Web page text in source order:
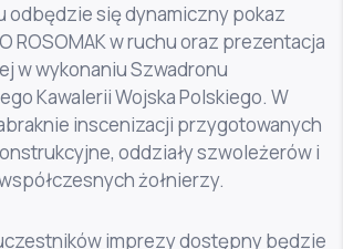
odbędzie się dynamiczny pokaz
ROSOMAK w ruchu oraz prezentacja
w wykonaniu Szwadronu
Kawalerii Wojska Polskiego. W
inscenizacji przygotowanych
oddziały szwoleżerów i
żołnierzy.
imprezy dostępny będzie